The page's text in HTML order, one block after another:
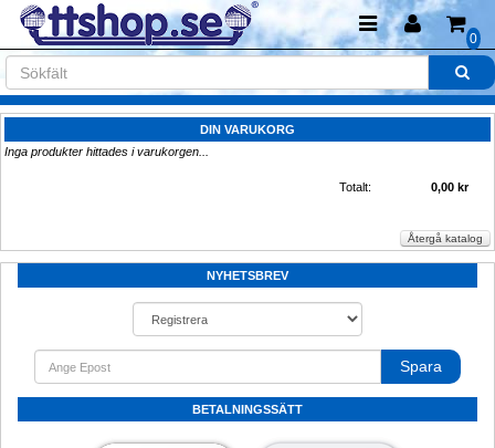
0
DIN VARUKORG
Inga produkter hittades i varukorgen...
Totalt: 0,00 kr
NYHETSBREV
Spara
BETALNINGSSÄTT